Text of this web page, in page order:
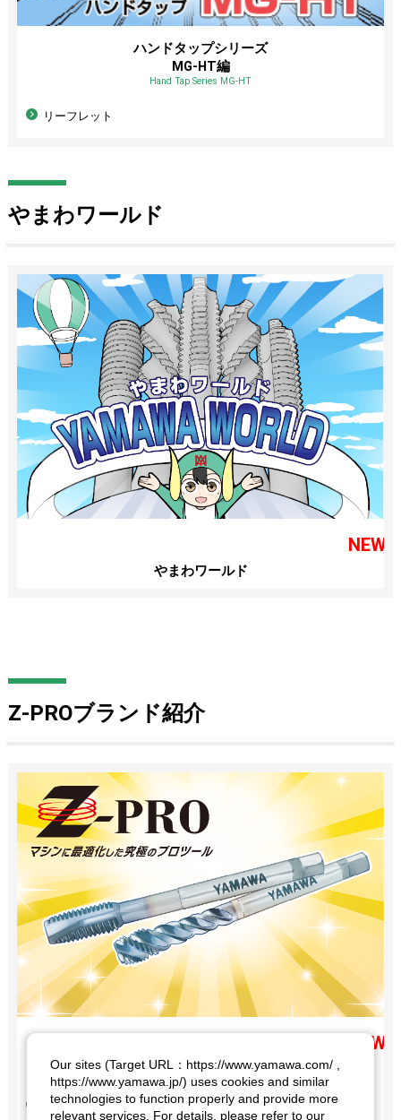
ハンドタップシリーズ
MG-HT編
Hand Tap Series MG-HT
リーフレット
やまわワールド
やまわワールド
Z-PROブランド紹介
チョッと長いZ-PROタップ
Z-PROブランド
Our sites (Target URL：https://www.yamawa.com/ ,
https://www.yamawa.jp/) uses cookies and similar
technologies to function properly and provide more
relevant services. For details, please refer to our